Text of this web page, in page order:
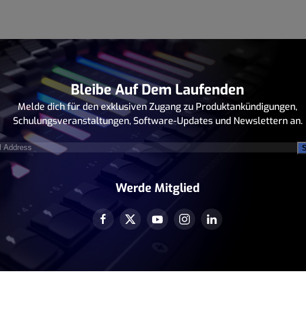
Bleibe Auf Dem Laufenden
Melde dich für den exklusiven Zugang zu Produktankündigungen,
Schulungsveranstaltungen, Software-Updates und Newslettern an.
(erforderlich)
Werde Mitglied